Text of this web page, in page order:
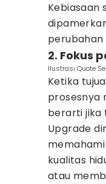
Kebiasaan
perubahan
2. Fokus
Ilustrasi Quote
Ketika
prosesnya
berarti jika
Upgrade
kualitas
atau